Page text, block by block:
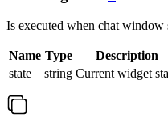
Is executed when chat window
Name Type
Description
state
string Current widget